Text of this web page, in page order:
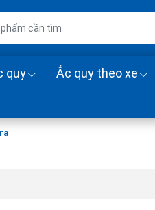
quy Ắc quy theo xe